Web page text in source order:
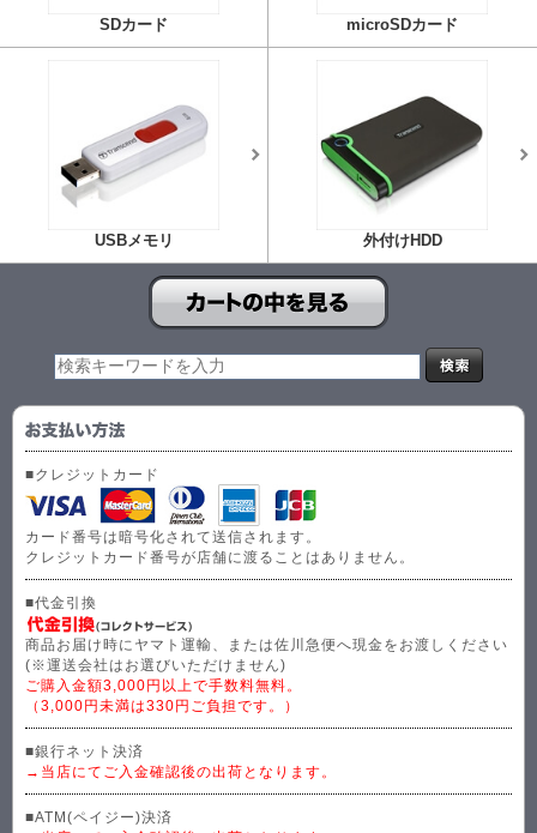
SDカード microSDカード
USBメモリ 外付けHDD
■クレジットカード
カード番号は暗号化されて送信されます。
クレジットカード番号が店舗に渡ることはありません。
■代金引換
商品お届け時にヤマト運輸、または佐川急便へ現金をお渡しください
(※運送会社はお選びいただけません)
ご購入金額3,000円以上で手数料無料。
（3,000円未満は330円ご負担です。）
■銀行ネット決済
→当店にてご入金確認後の出荷となります。
■ATM(ペイジー)決済